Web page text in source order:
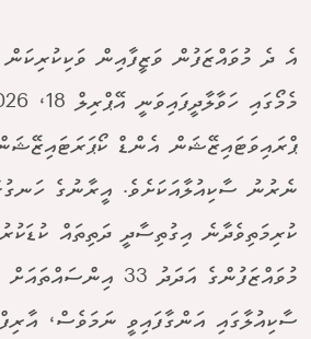
އެ ދެ މުވައްޒަފުން ވަޒީފާއިން
ޕްރައިވަޓައިޒޭޝަން އެންޑް
ނެރުނު ސާކިއުލާއަކަށެވެ. އީރާނުގެ
ކުރިމަތިވެދާނެ އިގުތިސާދީ ދަތިތައް
މުވައްޒަފުންގެ އަދަދު 33
ސާކިއުލާގައި އަންގާފައިވީ ނަމަވެސް،